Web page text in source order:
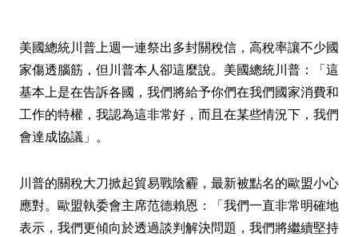
美國總統川普上週一連祭出多封關稅信，高稅率讓不少國
家傷透腦筋，但川普本人卻這麼說。美國總統川普：「這
基本上是在告訴各國，我們將給予你們在我們國家消費和
工作的特權，我認為這非常好，而且在某些情況下，我們
會達成協議」。
川普的關稅大刀掀起貿易戰陰霾，最新被點名的歐盟小心
應對。歐盟執委會主席范德賴恩：「我們一直非常明確地
表示，我們更傾向於透過談判解決問題，我們將繼續堅持